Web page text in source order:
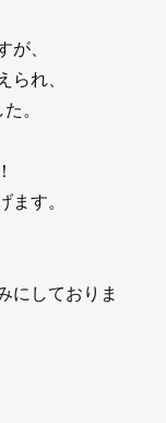
、
れ、
。
す。
にしておりま